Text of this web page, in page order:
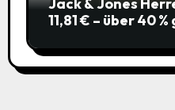
11,81 € – über 40